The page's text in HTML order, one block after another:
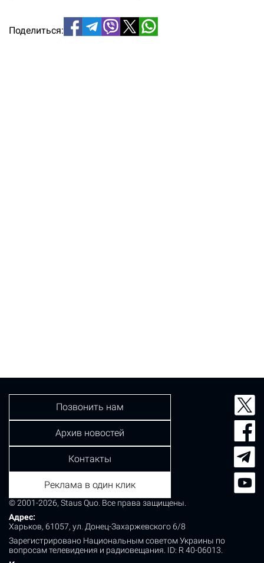
Поделиться:
© 2001-2026, Staus Quo. Все права защищены.
Адрес:
Харьков, 61057, ул. Донец-Захаржевского 6/8
Зарегистрировано Национальным советом Украины по
вопросам телевидения и радиовещания. ID: R 40-06013.
Позвонить нам
Архив новостей
Контакты
Реклама в один клик